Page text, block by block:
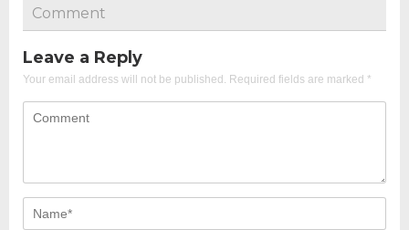
Comment
Leave a Reply
Your email address will not be published. Required fields are marked *